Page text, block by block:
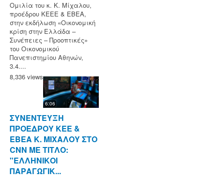
Ομιλία του κ. Κ. Μίχαλου,
προέδρου ΚΕΕΕ & ΕΒΕΑ,
στην εκδήλωση «Οικονομική
κρίση στην Ελλάδα –
Συνέπειες – Προοπτικές»
του Οικονομικού
Πανεπιστημίου Αθηνών,
3.4....
8,336 views
6:06
ΣΥΝΕΝΤΕΥΞΗ
ΠΡΟΕΔΡΟΥ ΚΕΕ &
ΕΒΕΑ Κ. ΜΙΧΑΛΟΥ ΣΤΟ
CNN ΜΕ ΤΙΤΛΟ:
"ΕΛΛΗΝΙΚΟΙ
ΠΑΡΑΓΩΓΙΚ...